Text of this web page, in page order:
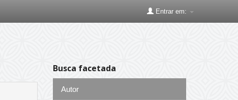
Entrar em:
Busca facetada
Autor